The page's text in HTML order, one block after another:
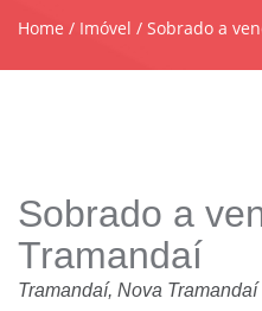
Home Imóvel Sobrado a
Sobrado a
Tramandaí
Tramandaí, Nova Tramandaí